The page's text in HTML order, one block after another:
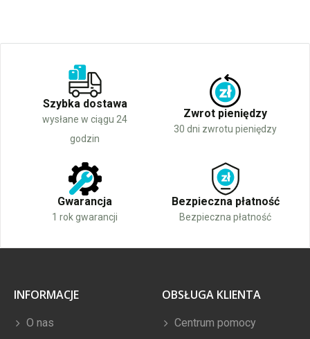
Szybka dostawa
wysłane w ciągu 24
godzin
Zwrot pieniędzy
30 dni zwrotu pieniędzy
Gwarancja
1 rok gwarancji
Bezpieczna płatność
Bezpieczna płatność
INFORMACJE
O nas
OBSŁUGA KLIENTA
Centrum pomocy